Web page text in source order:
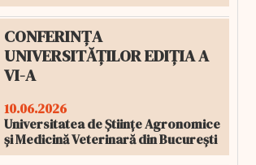
CONFERINȚA
UNIVERSITĂȚILOR EDIȚIA A
VI-A
10.06.2026
Universitatea de Științe Agronomice
și Medicină Veterinară din București